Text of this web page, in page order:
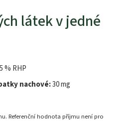
látek v jedné
% RHP
nachové:30 mg
Referenční hodnota příjmu není pro